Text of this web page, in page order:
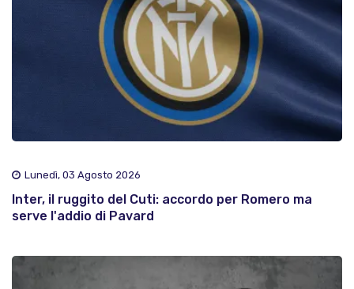
Lunedì, 03 Agosto 2026
Inter, il ruggito del Cuti: accordo per Romero ma
serve l'addio di Pavard